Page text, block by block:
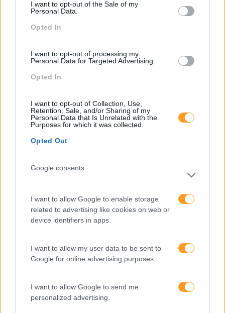
I want to opt-out of the Sale of my
Personal Data.
Opted In
I want to opt-out of processing my
Personal Data for Targeted Advertising.
Opted In
I want to opt-out of Collection, Use,
Retention, Sale, and/or Sharing of my
Personal Data that Is Unrelated with the
Purposes for which it was collected.
Opted Out
Google consents
I want to allow Google to enable storage
related to advertising like cookies on web or
device identifiers in apps.
I want to allow my user data to be sent to
Google for online advertising purposes.
I want to allow Google to send me
personalized advertising.
Outras marcas do grupo Skolae